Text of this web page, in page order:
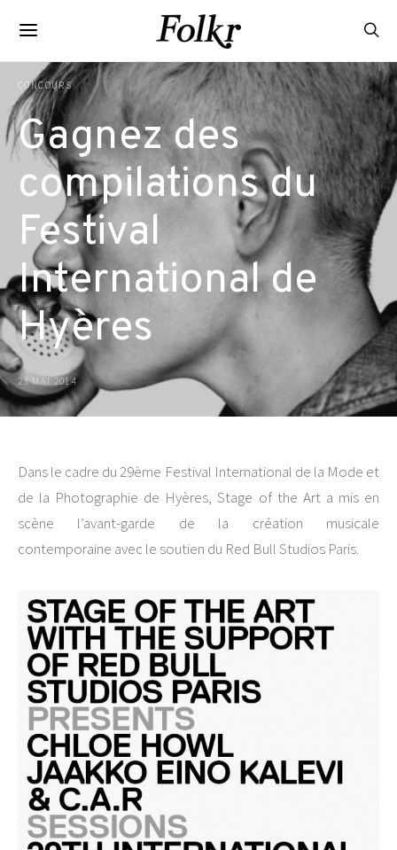
CONCOURS
Gagnez des
compilations du
Festival
International de
Hyères
23 MAI 2014
Dans le cadre du 29ème Festival International de la Mode et
de la Photographie de Hyères, Stage of the Art a mis en
scène l’avant-garde de la création musicale
contemporaine avec le soutien du Red Bull Studios Paris.